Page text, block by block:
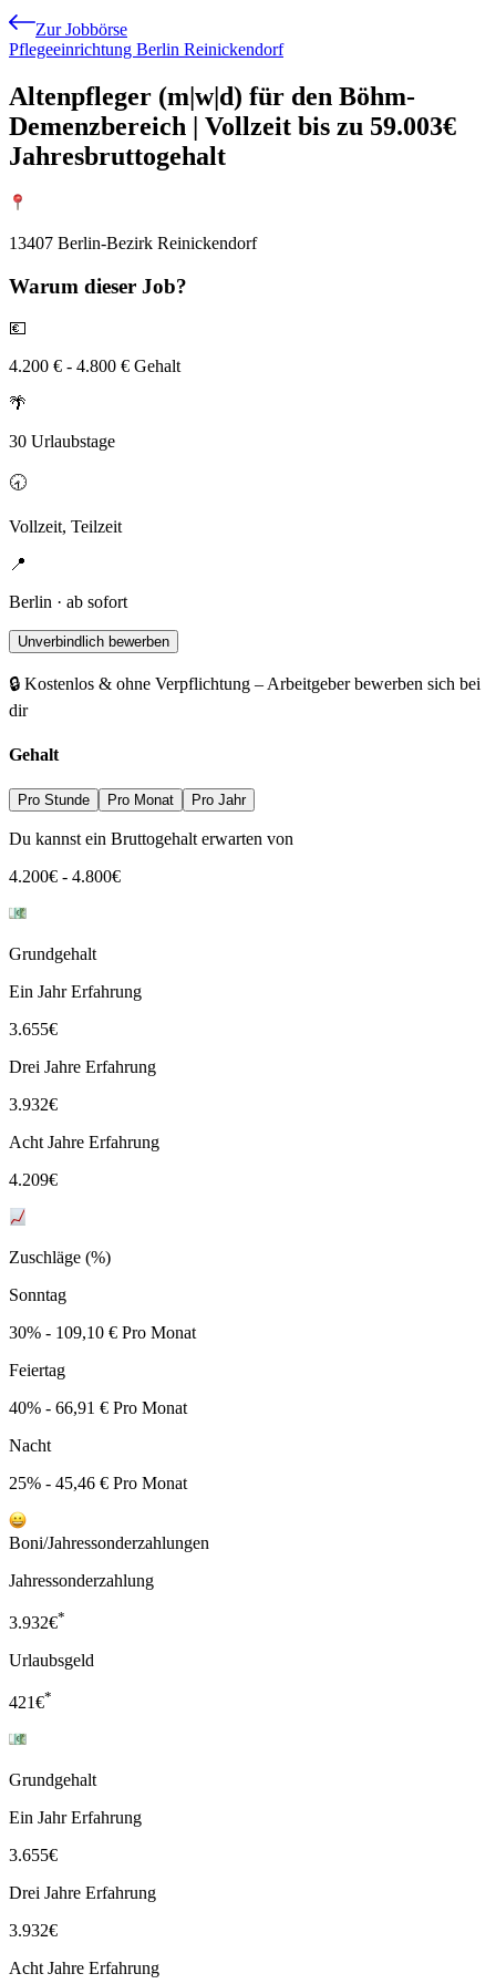
Zur Jobbörse
Pflegeeinrichtung Berlin Reinickendorf
Altenpfleger (m|w|d) für den Böhm-
Demenzbereich | Vollzeit bis zu 59.003€
Jahresbruttogehalt
13407 Berlin-Bezirk Reinickendorf
Warum dieser Job?
💶
4.200 € - 4.800 € Gehalt
🌴
30 Urlaubstage
🕣
Vollzeit, Teilzeit
📍
Berlin · ab sofort
Unverbindlich bewerben
🔒 Kostenlos & ohne Verpflichtung – Arbeitgeber bewerben sich bei
dir
Gehalt
Pro Stunde Pro Monat Pro Jahr
Du kannst ein Bruttogehalt erwarten von
4.200€ - 4.800€
Grundgehalt
Ein Jahr Erfahrung
3.655€
Drei Jahre Erfahrung
3.932€
Acht Jahre Erfahrung
4.209€
Zuschläge (%)
Sonntag
30% - 109,10 € Pro Monat
Feiertag
40% - 66,91 € Pro Monat
Nacht
25% - 45,46 € Pro Monat
Boni/Jahressonderzahlungen
Jahressonderzahlung
3.932€*
Urlaubsgeld
421€*
Grundgehalt
Ein Jahr Erfahrung
3.655€
Drei Jahre Erfahrung
3.932€
Acht Jahre Erfahrung